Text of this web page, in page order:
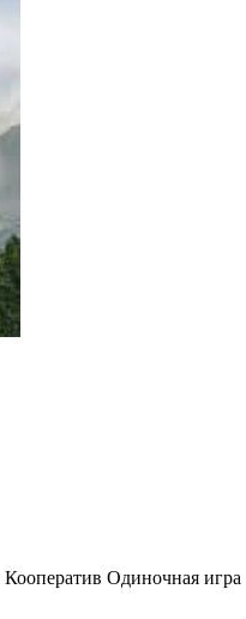
Кооператив Одиночная игра